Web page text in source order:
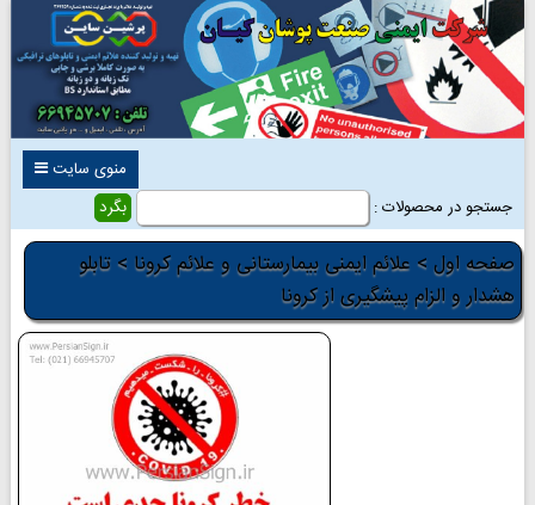
منوی سایت
جستجو در محصولات :
صفحه اول > علائم ایمنی بیمارستانی و علائم کرونا > تابلو
هشدار و الزام پیشگیری از کرونا